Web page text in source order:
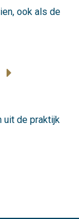
ook als de
uit de praktijk